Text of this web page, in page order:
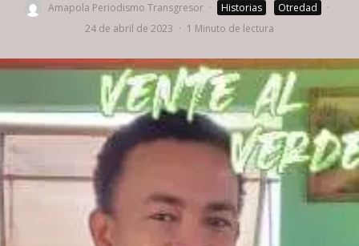
Amapola Periodismo Transgresor · Historias Otredad
·
24 de abril de 2023 · 1 Minuto de lectura